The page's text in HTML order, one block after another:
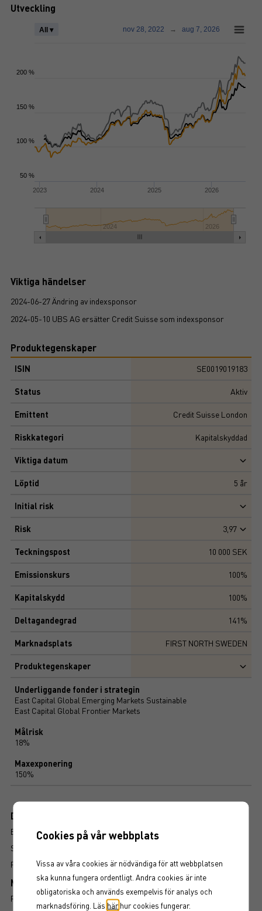
Utveckling
2023 2024 2025 2026
2024 2026
All ▾ nov 28, 2022 → aug 7, 2026
50 %
100 %
150 %
200 %
Viktiga händelser
2024-06-27 Ändring av indexsponsor
2024-05-10 UBS AG ersätter Credit Suisse som indexsponsor
Produktegenskaper
ISIN SE0019019183
Status Aktiv
Emittent Credit Suisse London
Riskkategori Kapitalskyddad
Viktiga datum
Löptid 5 år
Initial risk
Risk 3,97
Teckningspost 10 000 SEK
Emissionskurs 100%
Kapitalskydd 100%
Deltagandegrad 141%
Marknadsplats FIRST NORTH SWEDEN
Produktegenskaper
Underliggande fonder i strategin
East Capital Global Emerging Markets Sustainable
East Capital Global Frontier Markets
Målrisk
18%
Maxexponering
150%
Dokument
BROSCHYR
SLUTLIGA VILLKOR
FAKTABLAD
Mer information om produkten
RISK
Cookies på vår webbplats
Vissa av våra cookies är nödvändiga för att webbplatsen
ska kunna fungera ordentligt. Andra cookies är inte
obligatoriska och används exempelvis för analys och
marknadsföring. Läs härhur cookies fungerar.